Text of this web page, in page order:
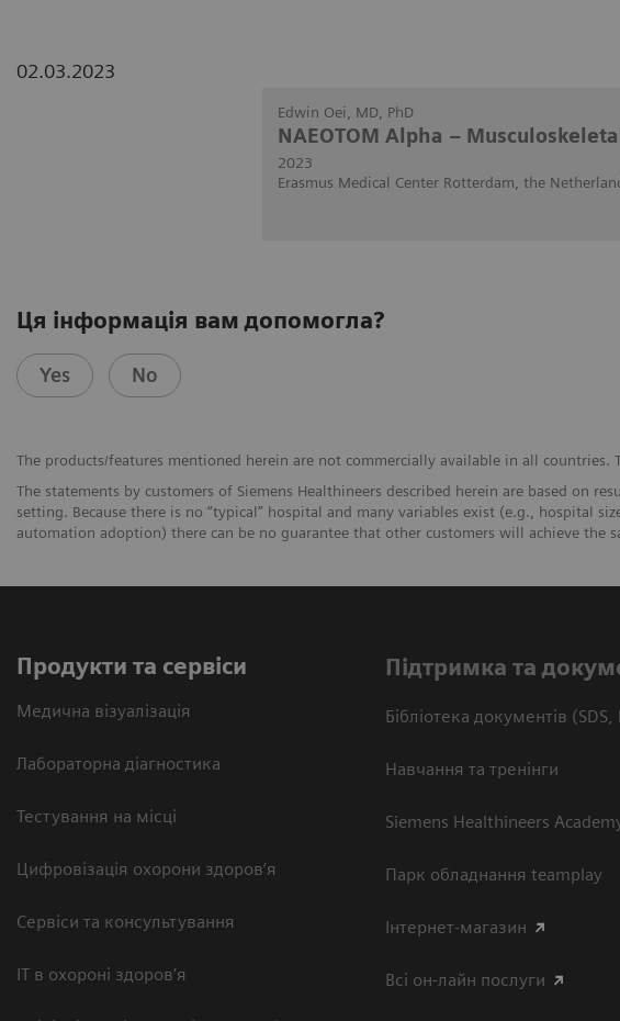
02.03.2023
Edwin Oei, MD, PhD
NAEOTOM Alpha –
2023
Erasmus Medical Center Rotterdam, the
Ця інформація вам допомогла?
Yes No
The products/features mentioned herein are not commercially available in all
The statements by customers of Siemens Healthineers described herein are based on
setting. Because there is no “typical” hospital and many variables exist (e.g., hospital
automation adoption) there can be no guarantee that other customers will achieve the
Продукти та сервіси
Медична візуалізація
Лабораторна діагностика
Тестування на місці
Цифровізація охорони здоров’я
Сервіси та консультування
ІТ в охороні здоров’я
Підтримка та
Бібліотека документів (SDS,
Навчання та тренінги
Siemens Healthineers
Парк обладнання teamplay
Інтернет-магазин
Всі он-лайн послуги